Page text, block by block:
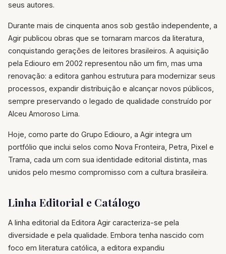
seus autores.
Durante mais de cinquenta anos sob gestão independente, a
Agir publicou obras que se tornaram marcos da literatura,
conquistando gerações de leitores brasileiros. A aquisição
pela Ediouro em 2002 representou não um fim, mas uma
renovação: a editora ganhou estrutura para modernizar seus
processos, expandir distribuição e alcançar novos públicos,
sempre preservando o legado de qualidade construído por
Alceu Amoroso Lima.
Hoje, como parte do Grupo Ediouro, a Agir integra um
portfólio que inclui selos como Nova Fronteira, Petra, Pixel e
Trama, cada um com sua identidade editorial distinta, mas
unidos pelo mesmo compromisso com a cultura brasileira.
Linha Editorial e Catálogo
A linha editorial da Editora Agir caracteriza-se pela
diversidade e pela qualidade. Embora tenha nascido com
foco em literatura católica, a editora expandiu